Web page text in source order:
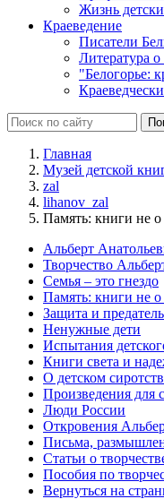
Жизнь
Краеведение
Писатели
Литература о
"Белогорье:
Главная
Музей детской
zal
lihanov_zal
Память: книги не
Альберт
Творчество
Семья – это гнездо
Память: книги не
Защита и
Ненужные дети
Испытания
Книги света и
О детском
Произведения для
Люди России
Откровения
Письма,
Статьи о
Пособия по
Вернуться на